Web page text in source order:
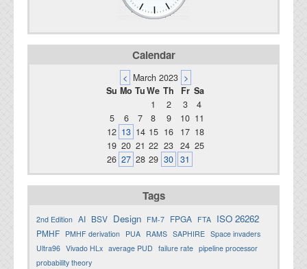
Calendar
< March 2023 >
Su Mo TuWe Th Fr Sa
1
2 3
4
5
6 7 8 9 10 11
12 13 14 15 16 17 18
19 20 21 22 23 24 25
26 27 28 29 30 31
Tags
2nd Edition AI BSV Design FM-7 FPGA FTA ISO 26262
PMHF PMHF derivation PUA RAMS SAPHIRE Space invaders
Ultra96 Vivado HLx average PUD failure rate pipeline processor
probability theory